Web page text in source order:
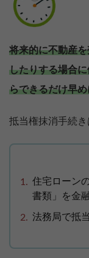
将来的に不動産
したりする場合
らできるだけ早
抵当権抹消手続き
住宅ローン
書類」を金
法務局で抵